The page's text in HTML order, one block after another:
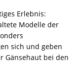
Erlebnis:
Modelle der
sich und geben
Gänsehaut bei den